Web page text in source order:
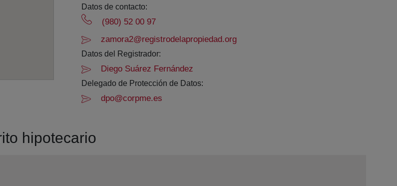
Datos de contacto:
(980) 52 00 97
zamora2@registrodelapropiedad.org
Datos del Registrador:
Diego Suárez Fernández
Delegado de Protección de Datos:
dpo@corpme.es
hipotecario